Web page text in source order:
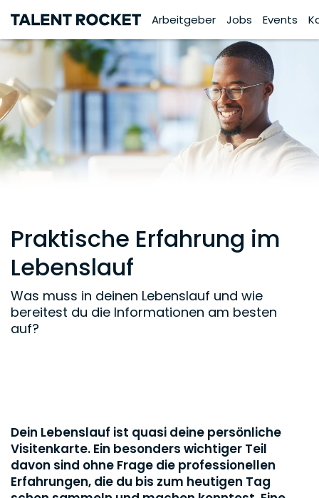
Arbeitgeber Jobs Events
Praktische Erfahrung im
Lebenslauf
Was muss in deinen Lebenslauf und wie
bereitest du die Informationen am besten
auf?
Dein Lebenslauf ist quasi deine persönliche
Visitenkarte. Ein besonders wichtiger Teil
davon sind ohne Frage die professionellen
Erfahrungen, die du bis zum heutigen Tag